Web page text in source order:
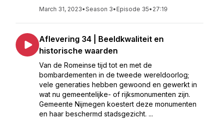
March 31, 2023•Season 3• Episode 35• 27:19
Aflevering 34 | Beeldkwaliteit en
historische waarden
Van de Romeinse tijd tot en met de
bombardementen in de tweede wereldoorlog;
vele generaties hebben gewoond en gewerkt in
wat nu gemeentelijke- of rijksmonumenten zijn.
Gemeente Nijmegen koestert deze monumenten
en haar beschermd stadsgezicht. ...